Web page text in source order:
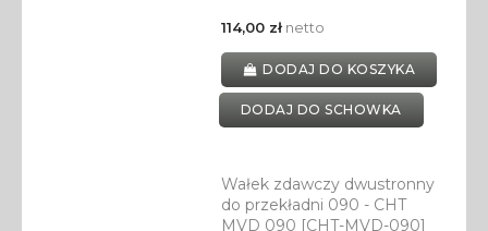
114,00 złnetto
DODAJ DO KOSZYKA
DODAJ DO SCHOWKA
Wałek zdawczy dwustronny
do przekładni 090 - CHT
MVD 090 [CHT-MVD-090]